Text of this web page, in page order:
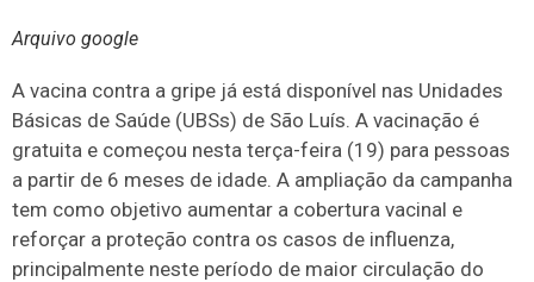
Arquivo google
A vacina contra a gripe já está disponível nas Unidades
Básicas de Saúde (UBSs) de São Luís. A vacinação é
gratuita e começou nesta terça-feira (19) para pessoas
a partir de 6 meses de idade. A ampliação da campanha
tem como objetivo aumentar a cobertura vacinal e
reforçar a proteção contra os casos de influenza,
principalmente neste período de maior circulação do